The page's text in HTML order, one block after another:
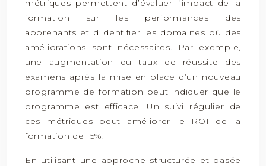
métriques permettent d’évaluer l’impact de la
formation sur les performances des
apprenants et d’identifier les domaines où des
améliorations sont nécessaires. Par exemple,
une augmentation du taux de réussite des
examens après la mise en place d’un nouveau
programme de formation peut indiquer que le
programme est efficace. Un suivi régulier de
ces métriques peut améliorer le ROI de la
formation de 15%.
En utilisant une approche structurée et basée